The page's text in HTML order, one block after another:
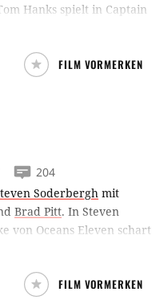
Hanks spielt in Captain
gekapert wird – doch
wird ein blutiges
FILM VORMERKEN
204
Soderbergh mit
Brad Pitt. In Steven
von Oceans Eleven schart
in Las Vegas
FILM VORMERKEN